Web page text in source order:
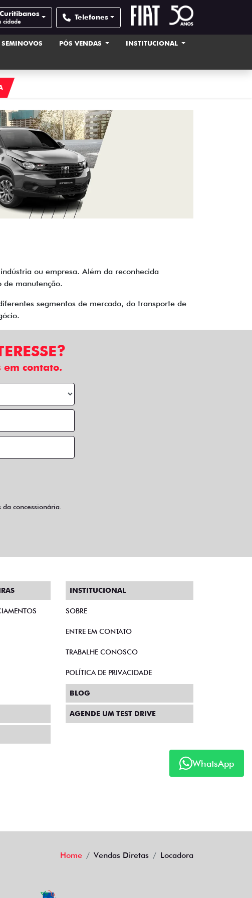
cidade Telefones
SEMINOVOS PÓS VENDAS INSTITUCIONAL
ou empresa. Além da reconhecida
de manutenção.
segmentos de mercado, do transporte de
contato.
concessionária.
WhatsApp
INSTITUCIONAL
SOBRE
ENTRE EM CONTATO
TRABALHE CONOSCO
POLÍTICA DE PRIVACIDADE
BLOG
AGENDE UM TEST DRIVE
Home Vendas Diretas Locadora